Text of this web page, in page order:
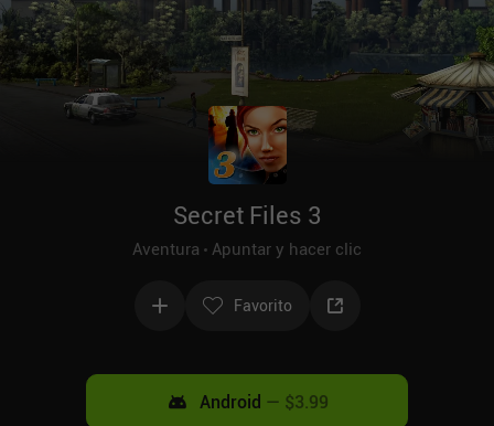
Secret Files 3
Aventura Apuntar y hacer clic
Favorito
Android — $3.99